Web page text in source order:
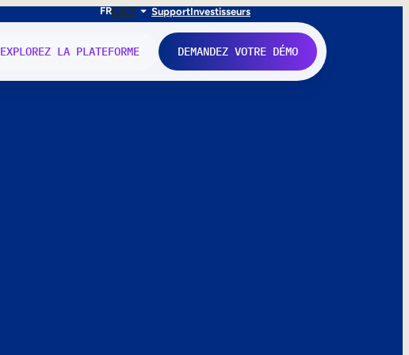
FRENIT SupportInvestisseurs
EXPLOREZ LA PLATEFORME DEMANDEZ VOTRE DÉMO